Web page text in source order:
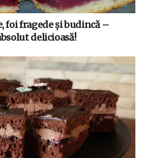
foi fragede și budincă –
delicioasă!